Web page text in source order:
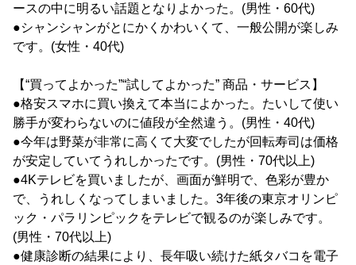
ースの中に明るい話題となりよかった。(男性・60代)
●シャンシャンがとにかくかわいくて、一般公開が楽しみ
です。(女性・40代)
【“買ってよかった”“試してよかった” 商品・サービス】
●格安スマホに買い換えて本当によかった。たいして使い
勝手が変わらないのに値段が全然違う。(男性・40代)
●今年は野菜が非常に高くて大変でしたが回転寿司は価格
が安定していてうれしかったです。(男性・70代以上)
●4Kテレビを買いましたが、画面が鮮明で、色彩が豊か
で、うれしくなってしまいました。3年後の東京オリンピ
ック・パラリンピックをテレビで観るのが楽しみです。
(男性・70代以上)
●健康診断の結果により、長年吸い続けた紙タバコを電子